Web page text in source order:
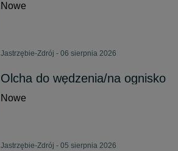
Nowe
Jastrzębie-Zdrój - 06 sierpnia 2026
Olcha do wędzenia/na ognisko
Nowe
Jastrzębie-Zdrój - 05 sierpnia 2026